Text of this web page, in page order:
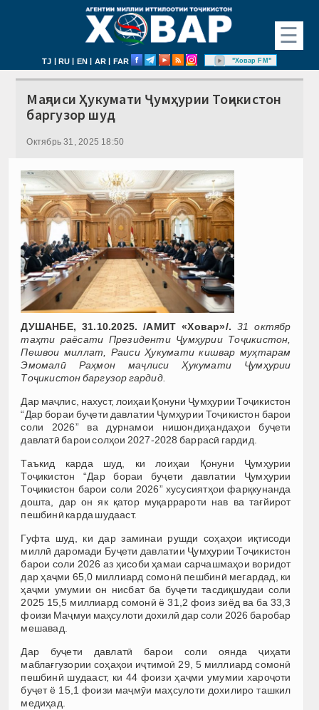
☰
TJ | RU | EN | AR | FAR "Ховар FM"
Маҷлиси Ҳукумати Ҷумҳурии Тоҷикистон
баргузор шуд
Октябрь 31, 2025 18:50
ДУШАНБЕ, 31.10.2025. /АМИТ «Ховар»/. 31 октябр
таҳти раёсати Президенти Ҷумҳурии Тоҷикистон,
Пешвои миллат, Раиси Ҳукумати кишвар муҳтарам
Эмомалӣ Раҳмон маҷлиси Ҳукумати Ҷумҳурии
Тоҷикистон баргузор гардид.
Дар маҷлис, нахуст, лоиҳаи Қонуни Ҷумҳурии Тоҷикистон
“Дар бораи буҷети давлатии Ҷумҳурии Тоҷикистон барои
соли 2026” ва дурнамои нишондиҳандаҳои буҷети
давлатӣ барои солҳои 2027-2028 баррасӣ гардид.
Таъкид карда шуд, ки лоиҳаи Қонуни Ҷумҳурии
Тоҷикистон “Дар бораи буҷети давлатии Ҷумҳурии
Тоҷикистон барои соли 2026” хусусиятҳои фарқкунанда
дошта, дар он як қатор муқаррароти нав ва тағйирот
пешбинӣ карда шудааст.
Гуфта шуд, ки дар заминаи рушди соҳаҳои иқтисоди
миллӣ даромади Буҷети давлатии Ҷумҳурии Тоҷикистон
барои соли 2026 аз ҳисоби ҳамаи сарчашмаҳои воридот
дар ҳаҷми 65,0 миллиард сомонӣ пешбинӣ мегардад, ки
ҳаҷми умумии он нисбат ба буҷети тасдиқшудаи соли
2025 15,5 миллиард сомонӣ ё 31,2 фоиз зиёд ва ба 33,3
фоизи Маҷмуи маҳсулоти дохилӣ дар соли 2026 баробар
мешавад.
Дар буҷети давлатӣ барои соли оянда ҷиҳати
маблағгузории соҳаҳои иҷтимоӣ 29, 5 миллиард сомонӣ
пешбинӣ шудааст, ки 44 фоизи ҳаҷми умумии хароҷоти
буҷет ё 15,1 фоизи маҷмӯи маҳсулоти дохилиро ташкил
медиҳад.